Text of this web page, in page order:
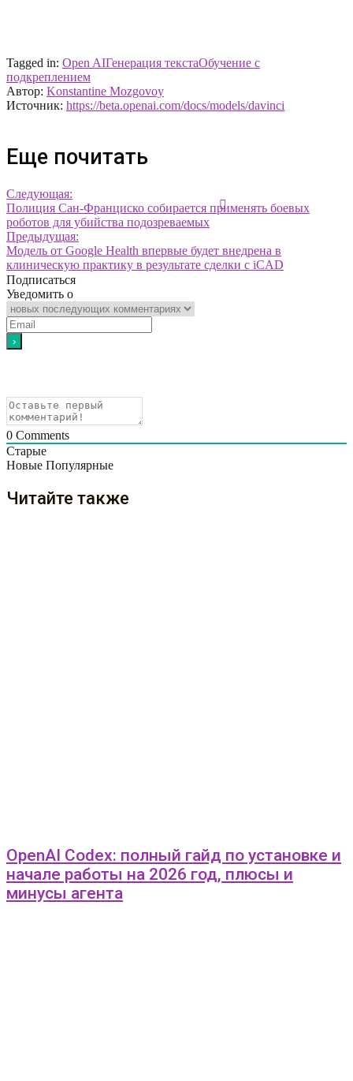
Tagged in: Open AIГенерация текстаОбучение с
подкреплением
Автор: Konstantine Mozgovoy
Источник: https://beta.openai.com/docs/models/davinci
Еще почитать
Следующая:
Полиция Сан-Франциско собирается применять боевых
роботов для убийства подозреваемых
Предыдущая:
Модель от Google Health впервые будет внедрена в
клиническую практику в результате сделки с iCAD
Подписаться
Уведомить о
0 Comments
Старые
Новые Популярные
Читайте также
OpenAI Codex: полный гайд по установке и
начале работы на 2026 год, плюсы и
минусы агента